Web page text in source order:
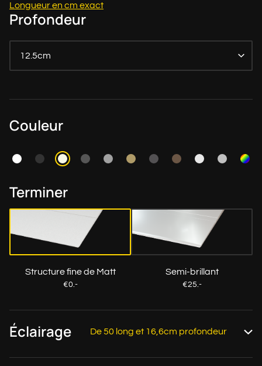
Longueur en cm exact
Profondeur
12.5cm
Couleur
Terminer
Structure fine de Matt
€0.-
Semi-brillant
€25.-
Éclairage De 50 long et 16,6cm profondeur